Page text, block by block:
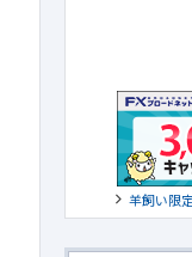
羊飼い限